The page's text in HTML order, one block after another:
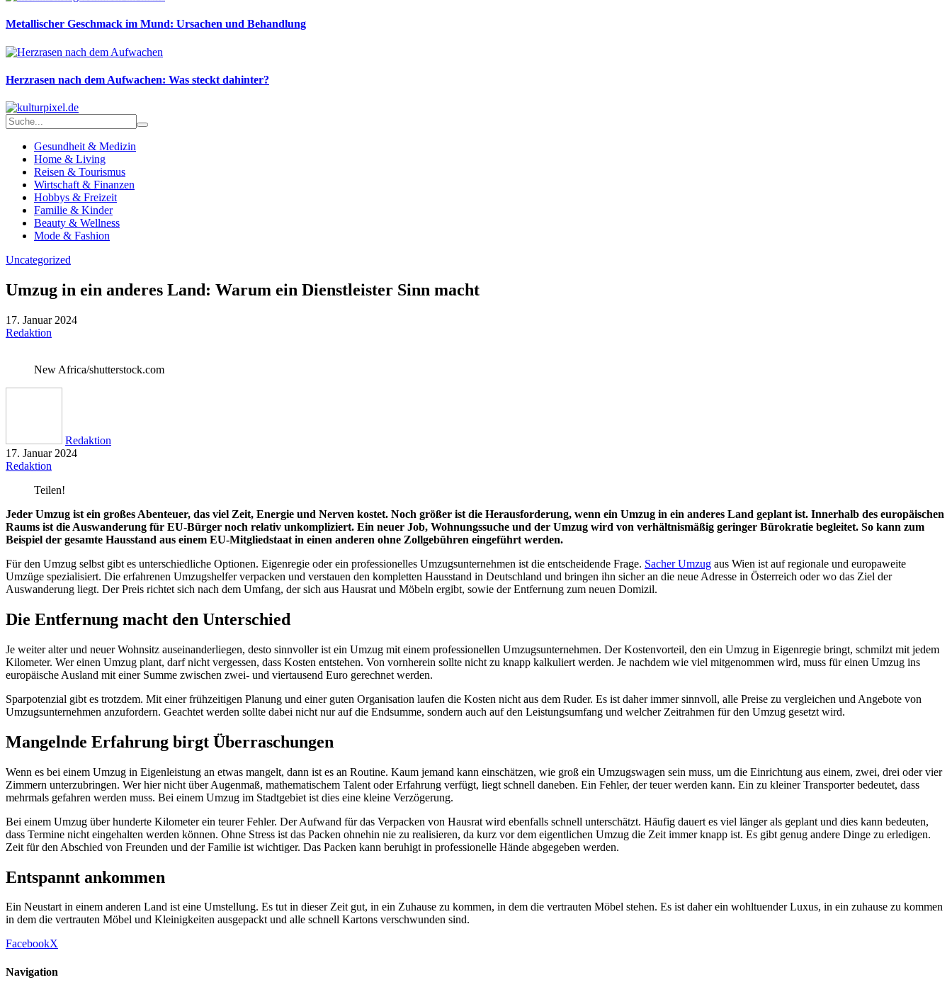
Metallischer Geschmack im Mund: Ursachen und Behandlung
Herzrasen nach dem Aufwachen: Was steckt dahinter?
Gesundheit & Medizin
Home & Living
Reisen & Tourismus
Wirtschaft & Finanzen
Hobbys & Freizeit
Familie & Kinder
Beauty & Wellness
Mode & Fashion
Uncategorized
Umzug in ein anderes Land: Warum ein Dienstleister Sinn macht
17. Januar 2024
Redaktion
New Africa/shutterstock.com
Redaktion
17. Januar 2024
Redaktion
Teilen!
Jeder Umzug ist ein großes Abenteuer, das viel Zeit, Energie und Nerven kostet. Noch größer ist die Herausforderung, wenn ein Umzug in ein anderes Land geplant ist. Innerhalb des europäischen
Raums ist die Auswanderung für EU-Bürger noch relativ unkompliziert. Ein neuer Job, Wohnungssuche und der Umzug wird von verhältnismäßig geringer Bürokratie begleitet. So kann zum
Beispiel der gesamte Hausstand aus einem EU-Mitgliedstaat in einen anderen ohne Zollgebühren eingeführt werden.
Für den Umzug selbst gibt es unterschiedliche Optionen. Eigenregie oder ein professionelles Umzugsunternehmen ist die entscheidende Frage. Sacher Umzug aus Wien ist auf regionale und europaweite
Umzüge spezialisiert. Die erfahrenen Umzugshelfer verpacken und verstauen den kompletten Hausstand in Deutschland und bringen ihn sicher an die neue Adresse in Österreich oder wo das Ziel der
Auswanderung liegt. Der Preis richtet sich nach dem Umfang, der sich aus Hausrat und Möbeln ergibt, sowie der Entfernung zum neuen Domizil.
Die Entfernung macht den Unterschied
Je weiter alter und neuer Wohnsitz auseinanderliegen, desto sinnvoller ist ein Umzug mit einem professionellen Umzugsunternehmen. Der Kostenvorteil, den ein Umzug in Eigenregie bringt, schmilzt mit jedem
Kilometer. Wer einen Umzug plant, darf nicht vergessen, dass Kosten entstehen. Von vornherein sollte nicht zu knapp kalkuliert werden. Je nachdem wie viel mitgenommen wird, muss für einen Umzug ins
europäische Ausland mit einer Summe zwischen zwei- und viertausend Euro gerechnet werden.
Sparpotenzial gibt es trotzdem. Mit einer frühzeitigen Planung und einer guten Organisation laufen die Kosten nicht aus dem Ruder. Es ist daher immer sinnvoll, alle Preise zu vergleichen und Angebote von
Umzugsunternehmen anzufordern. Geachtet werden sollte dabei nicht nur auf die Endsumme, sondern auch auf den Leistungsumfang und welcher Zeitrahmen für den Umzug gesetzt wird.
Mangelnde Erfahrung birgt Überraschungen
Wenn es bei einem Umzug in Eigenleistung an etwas mangelt, dann ist es an Routine. Kaum jemand kann einschätzen, wie groß ein Umzugswagen sein muss, um die Einrichtung aus einem, zwei, drei oder vier
Zimmern unterzubringen. Wer hier nicht über Augenmaß, mathematischem Talent oder Erfahrung verfügt, liegt schnell daneben. Ein Fehler, der teuer werden kann. Ein zu kleiner Transporter bedeutet, dass
mehrmals gefahren werden muss. Bei einem Umzug im Stadtgebiet ist dies eine kleine Verzögerung.
Bei einem Umzug über hunderte Kilometer ein teurer Fehler. Der Aufwand für das Verpacken von Hausrat wird ebenfalls schnell unterschätzt. Häufig dauert es viel länger als geplant und dies kann bedeuten,
dass Termine nicht eingehalten werden können. Ohne Stress ist das Packen ohnehin nie zu realisieren, da kurz vor dem eigentlichen Umzug die Zeit immer knapp ist. Es gibt genug andere Dinge zu erledigen.
Zeit für den Abschied von Freunden und der Familie ist wichtiger. Das Packen kann beruhigt in professionelle Hände abgegeben werden.
Entspannt ankommen
Ein Neustart in einem anderen Land ist eine Umstellung. Es tut in dieser Zeit gut, in ein Zuhause zu kommen, in dem die vertrauten Möbel stehen. Es ist daher ein wohltuender Luxus, in ein zuhause zu kommen
in dem die vertrauten Möbel und Kleinigkeiten ausgepackt und alle schnell Kartons verschwunden sind.
FacebookX
Navigation